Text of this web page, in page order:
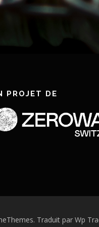
PROJET DE
Traduit par Wp